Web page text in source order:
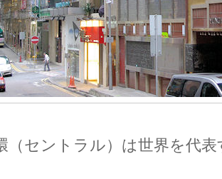
セントラル）は世界を代表